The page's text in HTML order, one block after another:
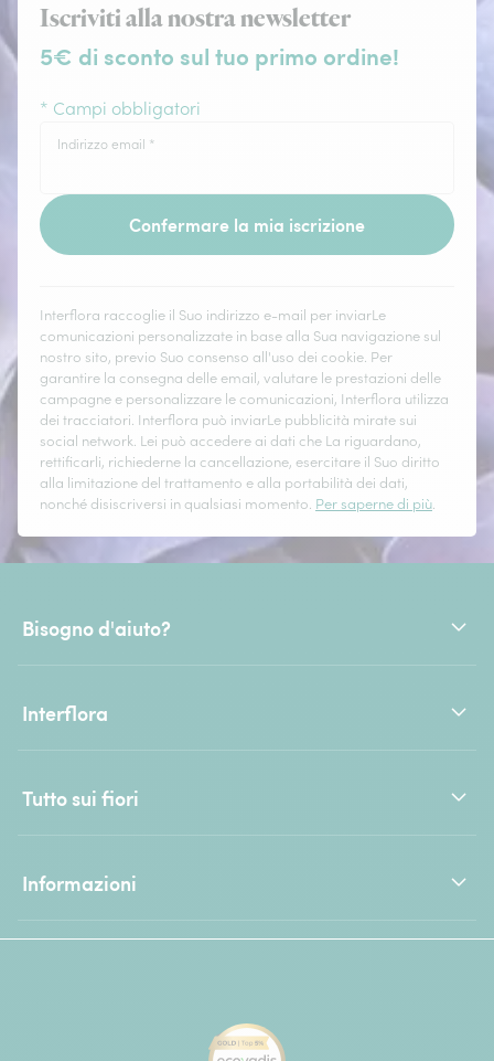
Iscriviti alla nostra newsletter
5€ di sconto sul tuo primo ordine!
* Campi obbligatori
Indirizzo email *
Confermare la mia iscrizione
Interflora raccoglie il Suo indirizzo e-mail per inviarLe
comunicazioni personalizzate in base alla Sua navigazione sul
nostro sito, previo Suo consenso all'uso dei cookie. Per
garantire la consegna delle email, valutare le prestazioni delle
campagne e personalizzare le comunicazioni, Interflora utilizza
dei tracciatori. Interflora può inviarLe pubblicità mirate sui
social network. Lei può accedere ai dati che La riguardano,
rettificarli, richiederne la cancellazione, esercitare il Suo diritto
alla limitazione del trattamento e alla portabilità dei dati,
nonché disiscriversi in qualsiasi momento. Per saperne di più.
Bisogno d'aiuto?
Interflora
Tutto sui fiori
Informazioni